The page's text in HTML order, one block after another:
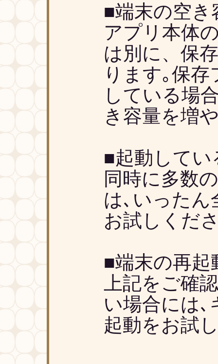
■端末の空
アプリ本体
は別に、保
ります｡保
している場
き容量を増
■起動して
同時に多数
は､いったん
お試しくだ
■端末の再起
上記をご確
い場合には
起動をお試